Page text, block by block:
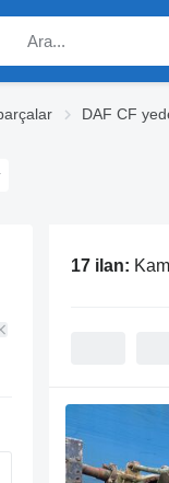
DAF CF
17 ilan: